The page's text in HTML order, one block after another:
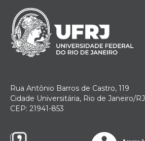
Rua Antônio Barros de Castro, 119
Cidade Universitária, Rio de Janeiro/RJ
CEP: 21941-853